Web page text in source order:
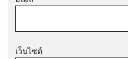
เว็บไซต์